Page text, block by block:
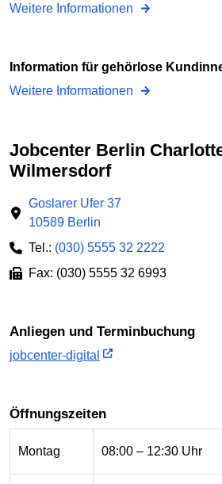
Weitere Informationen
Information für gehörlose
Weitere Informationen
Jobcenter Berlin Charlottenburg-
Wilmersdorf
Goslarer Ufer 37
10589 Berlin
Tel.: (030) 5555 32 2222
Fax: (030) 5555 32 6993
Anliegen und Terminbuchung
jobcenter-digital
Öffnungszeiten
Montag 08:00 – 12:30 Uhr